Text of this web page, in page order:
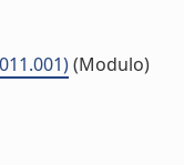
(Modulo)